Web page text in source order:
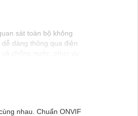
sát toàn bộ không
dàng thông qua điện
nhau. Chuẩn ONVIF